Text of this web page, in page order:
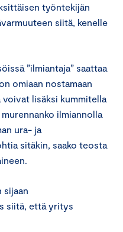
työntekijän
siitä, kenelle
”ilmiantaja” saattaa
omiaan nostamaan
voivat lisäksi kummitella
ilmiannolla
ura- ja
sitäkin, saako teosta
sijaan
siitä, että yritys